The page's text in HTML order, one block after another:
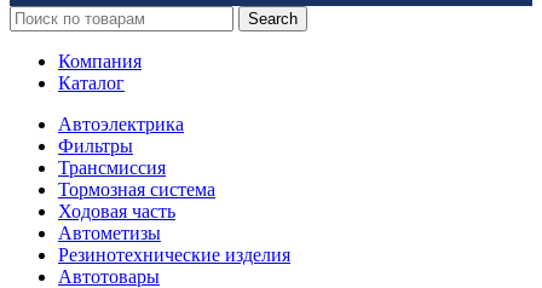
Search
Компания
Каталог
Автоэлектрика
Фильтры
Трансмиссия
Тормозная система
Ходовая часть
Автометизы
Резинотехнические изделия
Автотовары